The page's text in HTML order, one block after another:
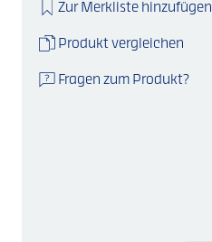
Zur Merkliste hinzufügen
Produkt vergleichen
Fragen zum Produkt?